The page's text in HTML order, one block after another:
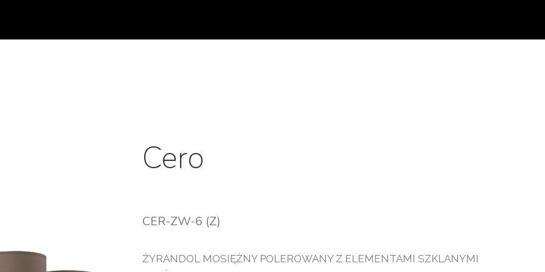
Cero
CER-ZW-6 (Z)
ŻYRANDOL MOSIĘŻNY POLEROWANY Z ELEMENTAMI SZKLANYMI